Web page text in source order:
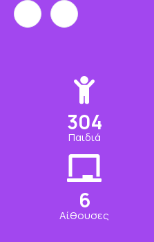
320
Παιδιά
6
Αίθουσες